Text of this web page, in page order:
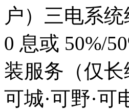
户）三电系
0 息或 50%/
装服务（仅
可城·可野·